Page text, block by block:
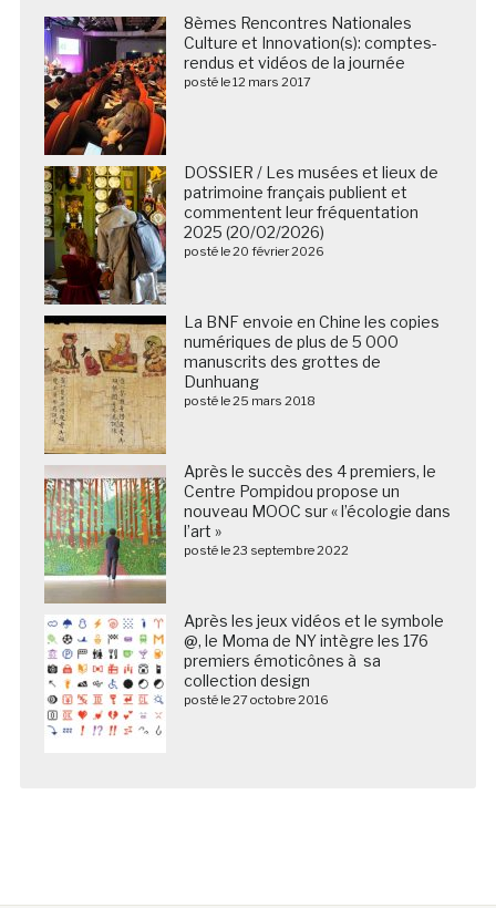
8èmes Rencontres Nationales
Culture et Innovation(s): comptes-
rendus et vidéos de la journée
posté le 12 mars 2017
DOSSIER / Les musées et lieux de
patrimoine français publient et
commentent leur fréquentation
2025 (20/02/2026)
posté le 20 février 2026
La BNF envoie en Chine les copies
numériques de plus de 5 000
manuscrits des grottes de
Dunhuang
posté le 25 mars 2018
Après le succès des 4 premiers, le
Centre Pompidou propose un
nouveau MOOC sur « l’écologie dans
l’art »
posté le 23 septembre 2022
Après les jeux vidéos et le symbole
@, le Moma de NY intègre les 176
premiers émoticônes à sa
collection design
posté le 27 octobre 2016